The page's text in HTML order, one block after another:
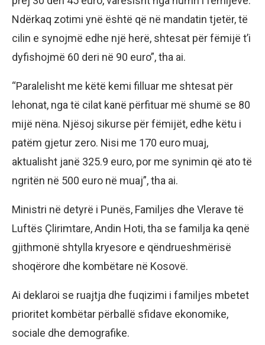
Ndërkaq zotimi ynë është që në mandatin tjetër, të
cilin e synojmë edhe një herë, shtesat për fëmijë t’i
dyfishojmë 60 deri në 90 euro”, tha ai.
“Paralelisht me këtë kemi filluar me shtesat për
lehonat, nga të cilat kanë përfituar më shumë se 80
mijë nëna. Njësoj sikurse për fëmijët, edhe këtu i
patëm gjetur zero. Nisi me 170 euro muaj,
aktualisht janë 325.9 euro, por me synimin që ato të
ngritën në 500 euro në muaj”, tha ai.
Ministri në detyrë i Punës, Familjes dhe Vlerave të
Luftës Çlirimtare, Andin Hoti, tha se familja ka qenë
gjithmonë shtylla kryesore e qëndrueshmërisë
shoqërore dhe kombëtare në Kosovë.
Ai deklaroi se ruajtja dhe fuqizimi i familjes mbetet
prioritet kombëtar përballë sfidave ekonomike,
sociale dhe demografike.